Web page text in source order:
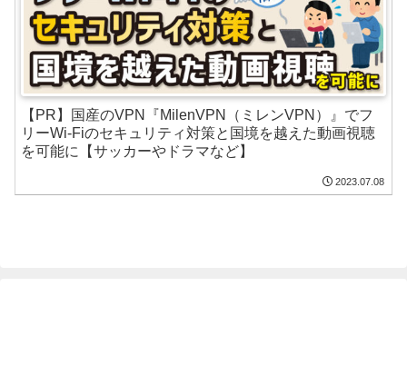
【PR】国産のVPN『MilenVPN（ミレンVPN）』でフ
リーWi-Fiのセキュリティ対策と国境を越えた動画視聴
を可能に【サッカーやドラマなど】
2023.07.08